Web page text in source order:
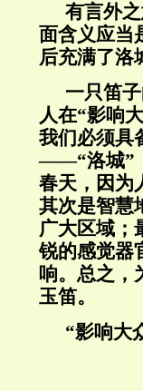
有言外
面含义应当
后充满了洛
一只笛
人在“影响
我们必须具
——“洛城”
春天，因为
其次是智慧
广大区域；
锐的感觉器
响。总之，
玉笛。
“影响大